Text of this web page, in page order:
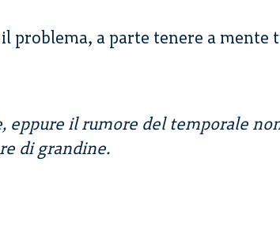
il problema, a parte tenere a
eppure il rumore del temporale
di grandine.